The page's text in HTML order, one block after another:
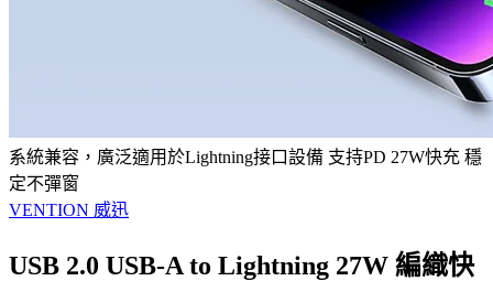
系統兼容，廣泛適用於Lightning接口設備 支持PD 27W快充 穩
定不彈窗
VENTION 威迅
USB 2.0 USB-A to Lightning 27W 編織快